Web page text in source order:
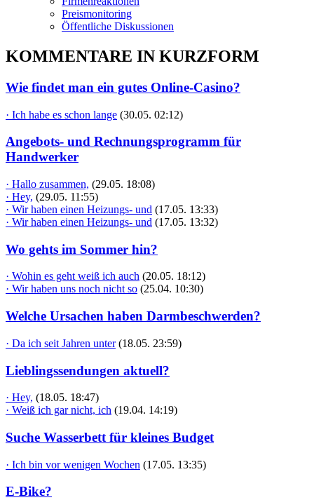
Preismonitoring
Öffentliche Diskussionen
KOMMENTARE IN KURZFORM
Wie findet man ein gutes Online-Casino?
· Ich habe es schon lange (30.05. 02:12)
Angebots- und Rechnungsprogramm für
Handwerker
· Hallo zusammen, (29.05. 18:08)
· Hey, (29.05. 11:55)
· Wir haben einen Heizungs- und (17.05. 13:33)
· Wir haben einen Heizungs- und (17.05. 13:32)
Wo gehts im Sommer hin?
· Wohin es geht weiß ich auch (20.05. 18:12)
· Wir haben uns noch nicht so (25.04. 10:30)
Welche Ursachen haben Darmbeschwerden?
· Da ich seit Jahren unter (18.05. 23:59)
Lieblingssendungen aktuell?
· Hey, (18.05. 18:47)
· Weiß ich gar nicht, ich (19.04. 14:19)
Suche Wasserbett für kleines Budget
· Ich bin vor wenigen Wochen (17.05. 13:35)
E-Bike?